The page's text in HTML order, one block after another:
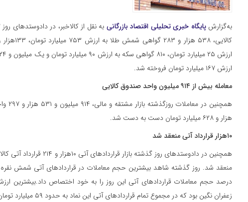
به‌گزارشپایگاه خبری تحلیلی اقتصاد بازرگانی
ارزش ۱۶۷ میلیارد تومان فروخته شد.
معامله بیش از ۹۱۴ میلیون واحد صندوق کالایی
هزار و ۶۲۸ میلیارد تومان دست به دست شد.
۱۰هزار قرارداد آتی منعقد شد
درصد حجم معاملات قراردادهای آتی این روز را به خود اختصاص داد.بیشترین
زعفران نگین بود که در مجموع تمام قراردادهای آتی این نماد به حدود ۵۹ میلیارد تومان رسید.